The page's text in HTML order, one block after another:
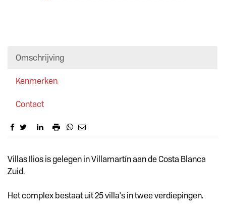
Omschrijving
Kenmerken
Contact
Omschrijving
Villas Ilios is gelegen in Villamartín aan de Costa Blanca
Zuid.
Het complex bestaat uit 25 villa's in twee verdiepingen.